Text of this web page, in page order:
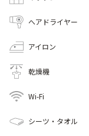
へアドライヤー
アイロン
乾燥機
Wi-Fi
シーツ・タオル